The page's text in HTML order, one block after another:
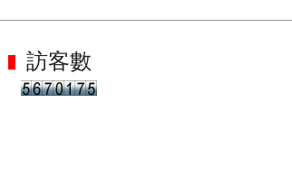
訪客數